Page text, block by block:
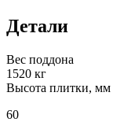
Детали
Вес поддона
1520 кг
Высота плитки, мм
60